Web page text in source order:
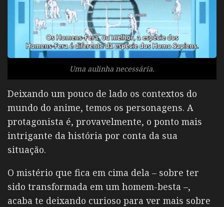
Uma aulinha necessária.
Deixando um pouco de lado os contextos do
mundo do anime, temos os personagens. A
protagonista é, provavelmente, o ponto mais
intrigante da história por conta da sua
situação.
O mistério que fica em cima dela – sobre ter
sido transformada em um homem-besta –,
acaba te deixando curioso para ver mais sobre